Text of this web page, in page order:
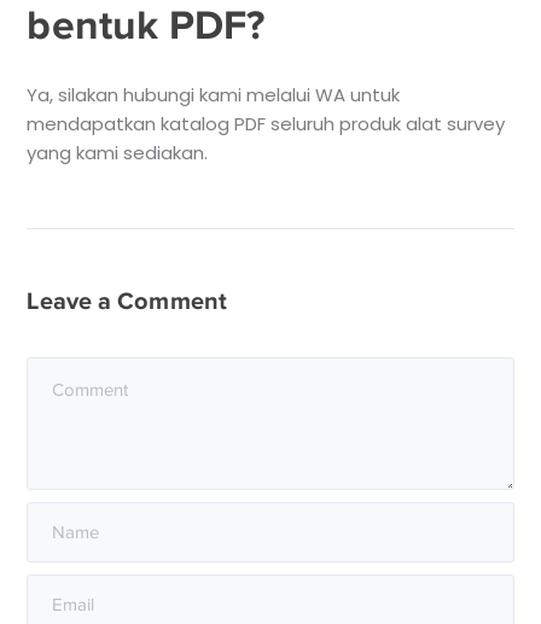
bentuk PDF?
Ya, silakan hubungi kami melalui WA untuk
mendapatkan katalog PDF seluruh produk alat survey
yang kami sediakan.
Leave a Comment